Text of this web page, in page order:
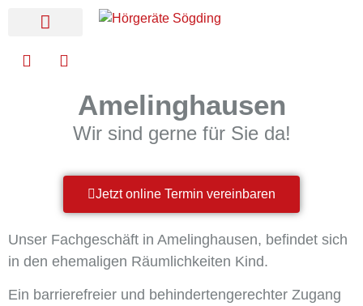
Amelinghausen
Wir sind gerne für Sie da!
Jetzt online Termin vereinbaren
Unser Fachgeschäft in Amelinghausen, befindet sich
in den ehemaligen Räumlichkeiten Kind.
Ein barrierefreier und behindertengerechter Zugang